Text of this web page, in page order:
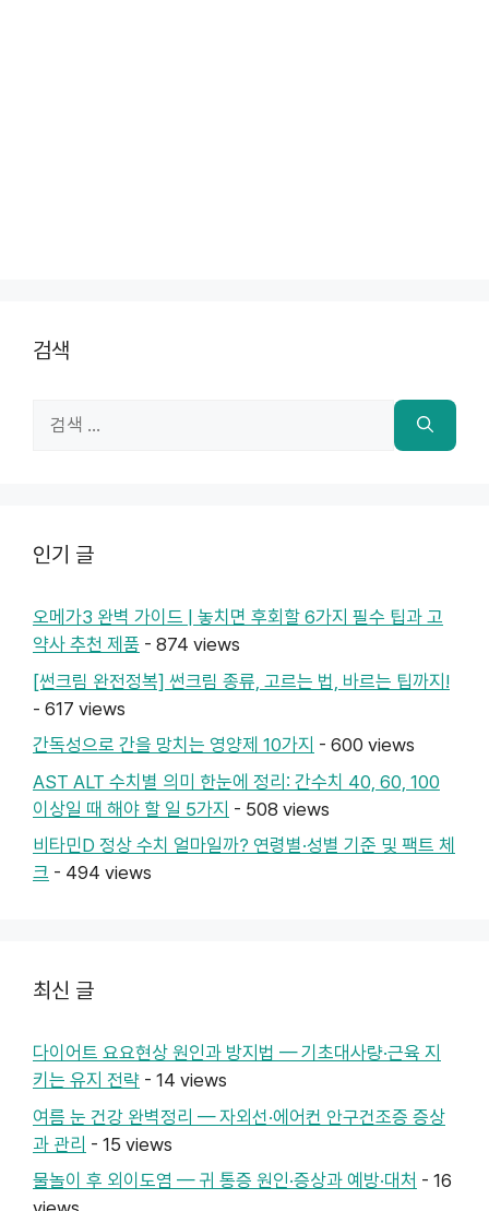
검색
인기 글
오메가3 완벽 가이드 | 놓치면 후회할 6가지 필수 팁과 고
약사 추천 제품 - 874 views
[썬크림 완전정복] 썬크림 종류, 고르는 법, 바르는 팁까지!
- 617 views
간독성으로 간을 망치는 영양제 10가지 - 600 views
AST ALT 수치별 의미 한눈에 정리: 간수치 40, 60, 100
이상일 때 해야 할 일 5가지 - 508 views
비타민D 정상 수치 얼마일까? 연령별·성별 기준 및 팩트 체
크 - 494 views
최신 글
다이어트 요요현상 원인과 방지법 — 기초대사량·근육 지
키는 유지 전략 - 14 views
여름 눈 건강 완벽정리 — 자외선·에어컨 안구건조증 증상
과 관리 - 15 views
물놀이 후 외이도염 — 귀 통증 원인·증상과 예방·대처 - 16